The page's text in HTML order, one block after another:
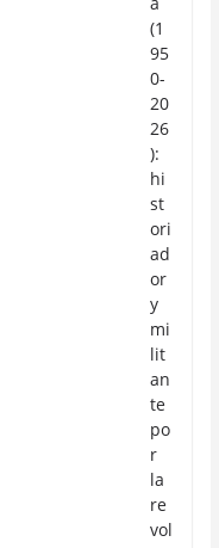
(1
95
0-
20
26
):
hi
st
ori
ad
or
y
mi
lit
an
te
po
r
la
re
vol